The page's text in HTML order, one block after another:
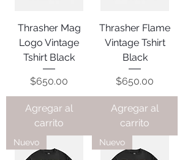
Thrasher Mag
Logo Vintage
Tshirt Black
Precio
$650.00
Agregar al
carrito
Thrasher Flame
Vintage Tshirt
Black
Precio
$650.00
Agregar al
carrito
Nuevo Nuevo